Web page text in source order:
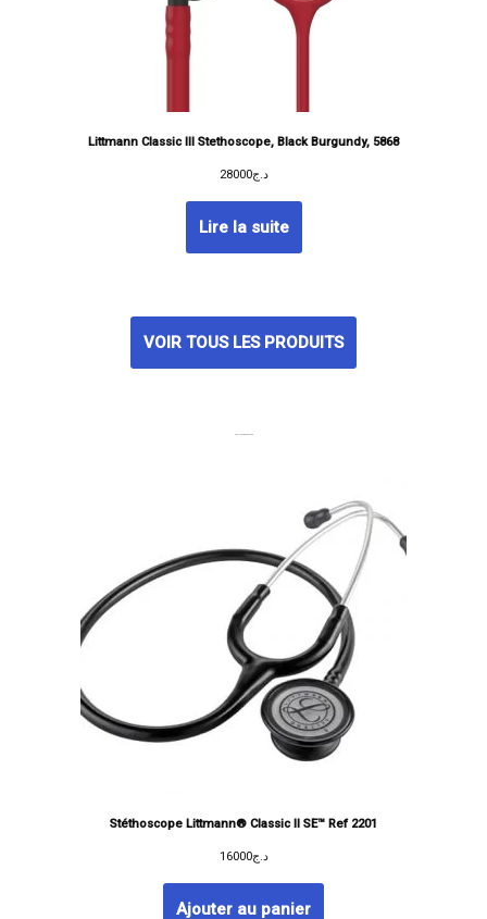
Littmann Classic III Stethoscope, Black Burgundy, 5868
د.ج28000
Lire la suite
VOIR TOUS LES PRODUITS
Stéthoscope Littmann® Classic II SE™ Ref 2201
د.ج16000
Ajouter au panier